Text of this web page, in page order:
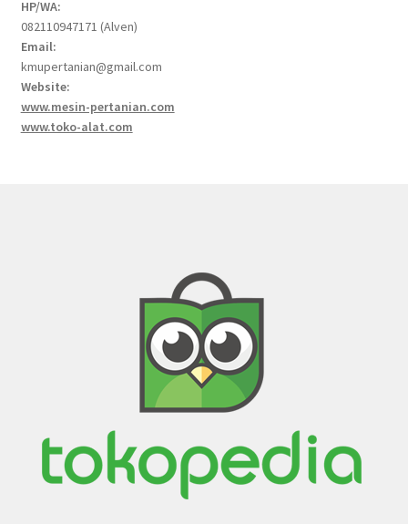
HP/WA:
082110947171 (Alven)
Email:
kmupertanian@gmail.com
Website:
www.mesin-pertanian.com
www.toko-alat.com